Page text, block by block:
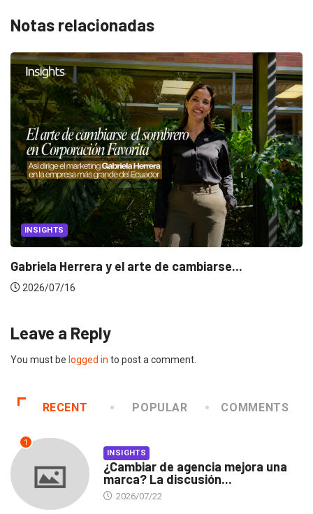
Notas relacionadas
CANNES LIONS 2026
Dos ecuatorianos en el jurado de Cannes...
2026/06/23
Leave a Reply
You must be logged in to post a comment.
RECENT POPULAR COMMENTS
1
INSIGHTS
¿Cambiar de agencia mejora una
marca? La discusión...
2026/07/22